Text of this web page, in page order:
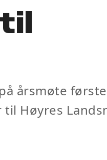
årsmøte
Høyres